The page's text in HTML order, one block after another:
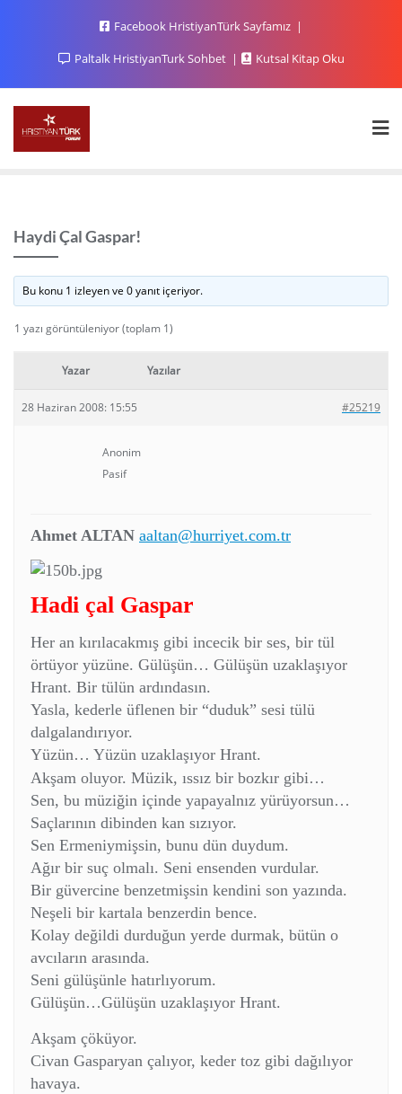
Facebook HristiyanTürk Sayfamız
Paltalk HristiyanTurk Sohbet
Kutsal Kitap Oku
Haydi Çal Gaspar!
Bu konu 1 izleyen ve 0 yanıt içeriyor.
1 yazı görüntüleniyor (toplam 1)
Yazar Yazılar
28 Haziran 2008: 15:55 #25219
Anonim
Pasif
Ahmet ALTAN aaltan@hurriyet.com.tr
Hadi çal Gaspar
Her an kırılacakmış gibi incecik bir ses, bir tül
örtüyor yüzüne. Gülüşün… Gülüşün uzaklaşıyor
Hrant. Bir tülün ardındasın.
Yasla, kederle üflenen bir “duduk” sesi tülü
dalgalandırıyor.
Yüzün… Yüzün uzaklaşıyor Hrant.
Akşam oluyor. Müzik, ıssız bir bozkır gibi…
Sen, bu müziğin içinde yapayalnız yürüyorsun…
Saçlarının dibinden kan sızıyor.
Sen Ermeniymişsin, bunu dün duydum.
Ağır bir suç olmalı. Seni ensenden vurdular.
Bir güvercine benzetmişsin kendini son yazında.
Neşeli bir kartala benzerdin bence.
Kolay değildi durduğun yerde durmak, bütün o
avcıların arasında.
Seni gülüşünle hatırlıyorum.
Gülüşün…Gülüşün uzaklaşıyor Hrant.
Akşam çöküyor.
Civan Gasparyan çalıyor, keder toz gibi dağılıyor
havaya.